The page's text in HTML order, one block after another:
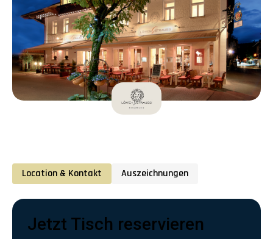
Location & Kontakt Auszeichnungen
Jetzt Tisch reservieren